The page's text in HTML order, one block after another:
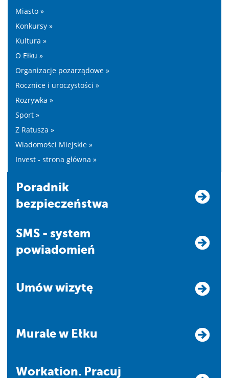
Miasto »
Konkursy »
Kultura »
O Ełku »
Organizacje pozarządowe »
Rocznice i uroczystości »
Rozrywka »
Sport »
Z Ratusza »
Wiadomości Miejskie »
Invest - strona główna »
Poradnik
bezpieczeństwa
SMS - system
powiadomień
Umów wizytę
Murale w Ełku
Workation. Pracuj